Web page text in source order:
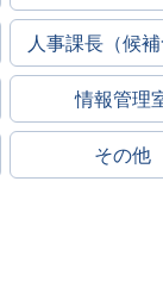
人事課長（候補
情報管理
その他